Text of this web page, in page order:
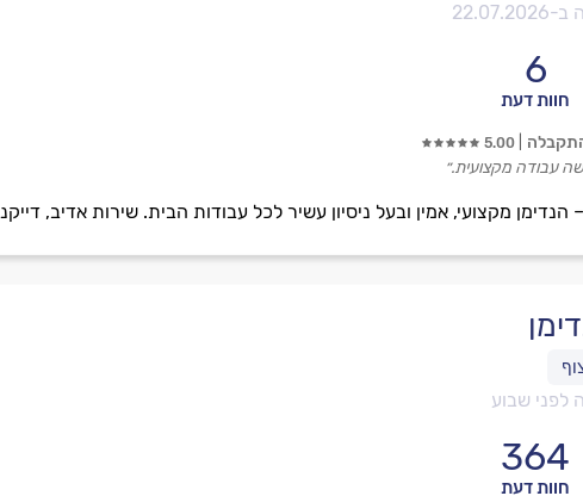
ב-22.07.2026
6
חוות דעת
הנדימן מקצועי, אמין ובעל ניסיון עשיר לכל עבודות הבית. שירות אדיב,
5.00
עבודה מקצועית.״
לפני שבוע
364
חוות דעת